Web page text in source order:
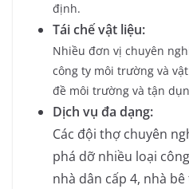
định.
Tái chế vật liệu:
Nhiều đơn vị chuyên
công ty môi trường và
đề môi trường và tận
Dịch vụ đa dạng:
Các đội thợ chuyên
phá dỡ nhiều loại
nhà dân cấp 4, nhà